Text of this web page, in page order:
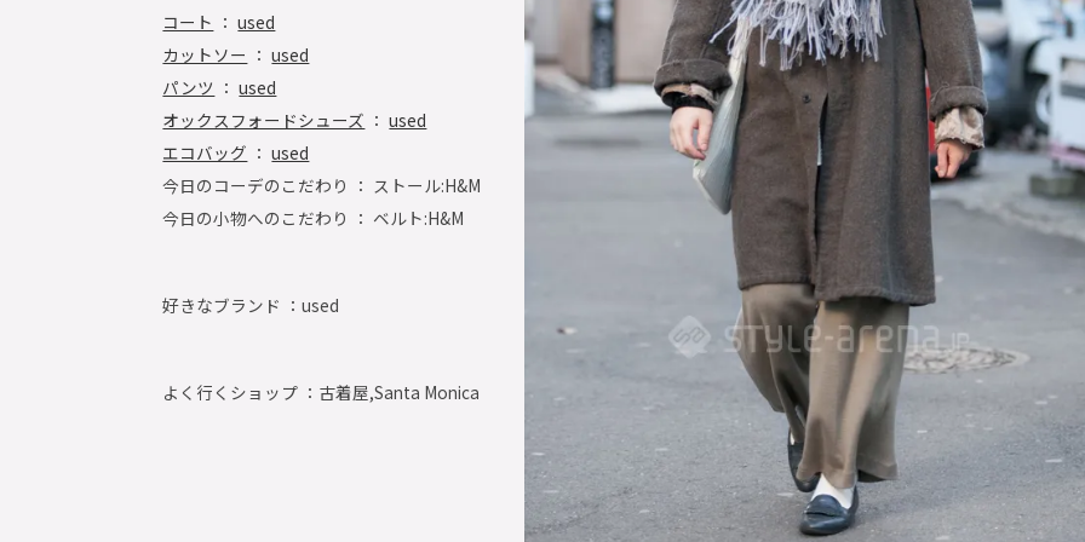
コート ：used
カットソー ：used
パンツ ：used
オックスフォードシューズ ：used
エコバッグ ：used
今日のコーデのこだわり ： ストール:H&M
今日の小物へのこだわり ： ベルト:H&M
好きなブランド ：used
よく行くショップ ： 古着屋,Santa Monica